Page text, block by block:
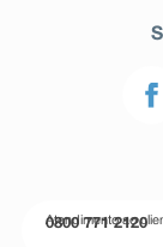
Atendimento ao
0800 771 2120